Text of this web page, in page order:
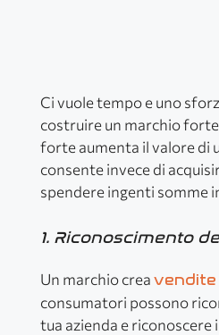
Ci vuole tempo e uno
costruire un marchio
forte aumenta il valore di
consente invece di
spendere ingenti somme
1. Riconoscimento
Un marchio crea vendite
consumatori possono
tua azienda e